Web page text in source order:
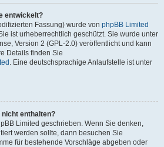
entwickelt?
Fassung) wurde von phpBB Limited
ist urheberrechtlich geschützt. Sie wurde unter
Version 2 (GPL-2.0) veröffentlicht und kann
Details finden Sie
. Eine deutschsprachige Anlaufstelle ist unter
enthalten?
Limited geschrieben. Wenn Sie denken,
werden sollte, dann besuchen Sie
für bestehende Vorschläge abgeben oder